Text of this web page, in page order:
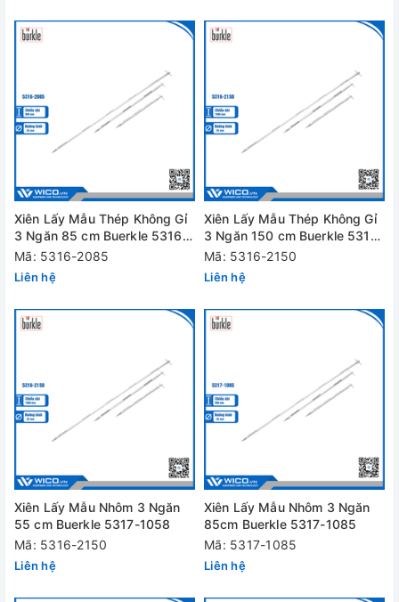
Xiên Lấy Mẫu Thép Không Gỉ
3 Ngăn 85 cm Buerkle 5316-
2085
Mã: 5316-2085
Liên hệ
Xiên Lấy Mẫu Thép Không Gỉ
3 Ngăn 150 cm Buerkle 5316-
2150
Mã: 5316-2150
Liên hệ
Xiên Lấy Mẫu Nhôm 3 Ngăn
55 cm Buerkle 5317-1058
Mã: 5316-2150
Liên hệ
Xiên Lấy Mẫu Nhôm 3 Ngăn
85cm Buerkle 5317-1085
Mã: 5317-1085
Liên hệ